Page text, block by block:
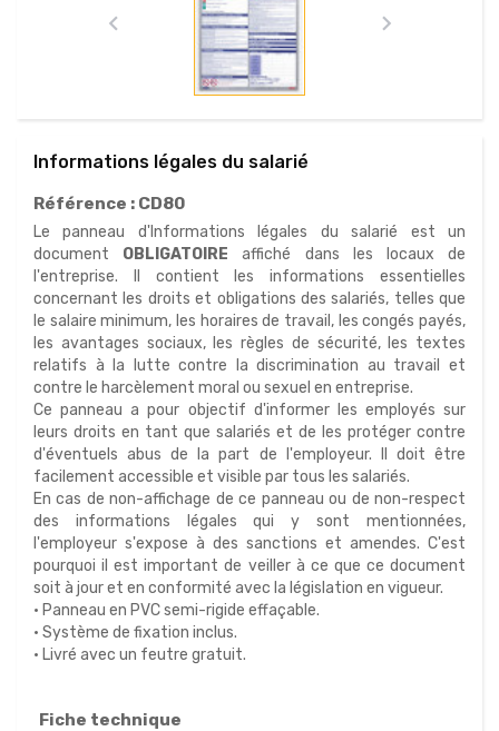
 
Informations légales du salarié
Référence : CD80
Le panneau d'Informations légales du salarié est un
document OBLIGATOIRE affiché dans les locaux de
l'entreprise. Il contient les informations essentielles
concernant les droits et obligations des salariés, telles que
le salaire minimum, les horaires de travail, les congés payés,
les avantages sociaux, les règles de sécurité, les textes
relatifs à la lutte contre la discrimination au travail et
contre le harcèlement moral ou sexuel en entreprise.
Ce panneau a pour objectif d'informer les employés sur
leurs droits en tant que salariés et de les protéger contre
d'éventuels abus de la part de l'employeur. Il doit être
facilement accessible et visible par tous les salariés.
En cas de non-affichage de ce panneau ou de non-respect
des informations légales qui y sont mentionnées,
l'employeur s'expose à des sanctions et amendes. C'est
pourquoi il est important de veiller à ce que ce document
soit à jour et en conformité avec la législation en vigueur.
• Panneau en PVC semi-rigide effaçable.
• Système de fixation inclus.
• Livré avec un feutre gratuit.
Fiche technique